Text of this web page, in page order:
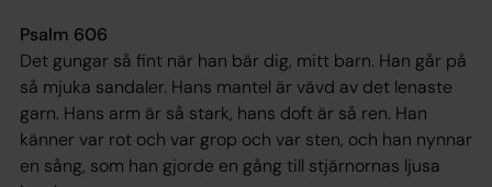
Psalm 606
Det gungar så fint när han bär dig, mitt barn. Han går på
så mjuka sandaler. Hans mantel är vävd av det lenaste
garn. Hans arm är så stark, hans doft är så ren. Han
känner var rot och var grop och var sten, och han nynnar
en sång, som han gjorde en gång till stjärnornas ljusa